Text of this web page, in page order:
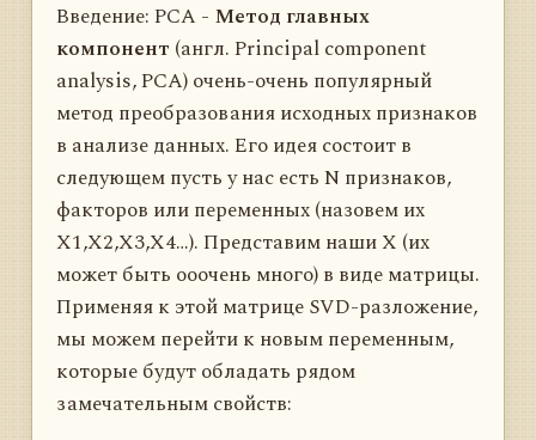
Введение: PCA - Метод главных
компонент (англ. Principal component
analysis, PCA) очень-очень популярный
метод преобразования исходных признаков
в анализе данных. Его идея состоит в
следующем пусть у нас есть N признаков,
факторов или переменных (назовем их
X1,X2,X3,X4…). Представим наши X (их
может быть ооочень много) в виде матрицы.
Применяя к этой матрице SVD-разложение,
мы можем перейти к новым переменным,
которые будут обладать рядом
замечательным свойств: